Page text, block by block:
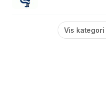
Vis kategori